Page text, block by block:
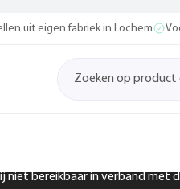
niet bereikbaar in verband met
uit eigen fabriek in Lochem